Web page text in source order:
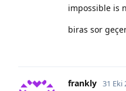
impossible is
biras sor
frankly 31 Eki